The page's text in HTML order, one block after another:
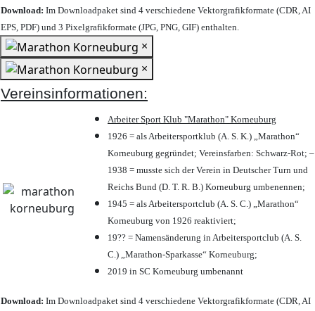
Download: Im Downloadpaket sind 4 verschiedene Vektorgrafikformate (CDR, AI
EPS, PDF) und 3 Pixelgrafikformate (JPG, PNG, GIF) enthalten.
×
×
Vereinsinformationen:
Arbeiter Sport Klub "Marathon" Korneuburg
1926 = als Arbeitersportklub (A. S. K.) „Marathon“
Korneuburg gegründet; Vereinsfarben: Schwarz-Rot; –
1938 = musste sich der Verein in Deutscher Turn und
Reichs Bund (D. T. R. B.) Korneuburg umbenennen;
1945 = als Arbeitersportclub (A. S. C.) „Marathon“
Korneuburg von 1926 reaktiviert;
19?? = Namensänderung in Arbeitersportclub (A. S.
C.) „Marathon-Sparkasse“ Korneuburg;
2019 in SC Korneuburg umbenannt
Download: Im Downloadpaket sind 4 verschiedene Vektorgrafikformate (CDR, AI